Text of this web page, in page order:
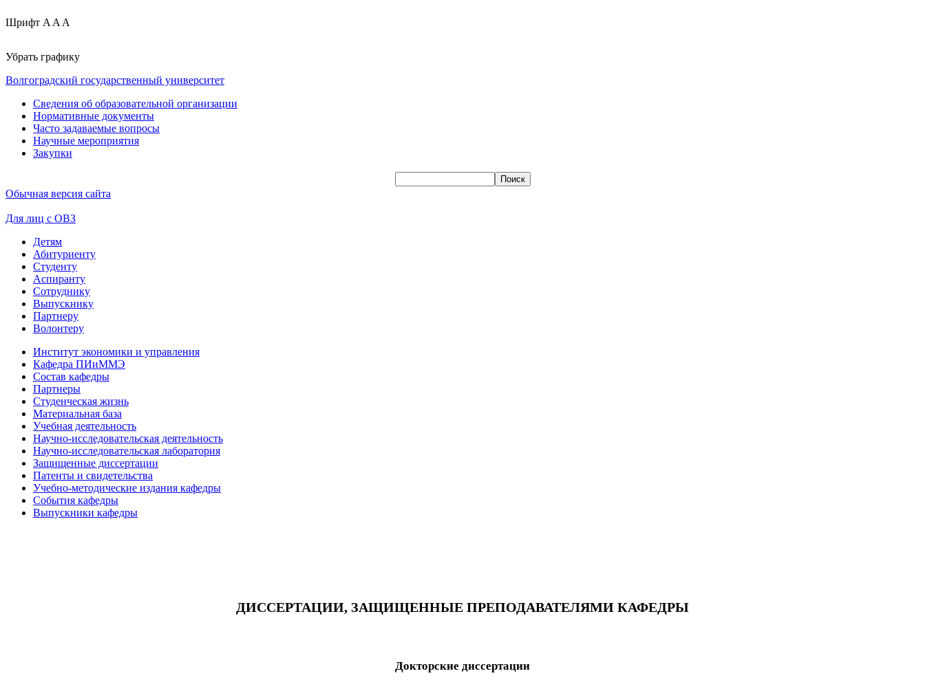
Шрифт A A A
Убрать графику
Волгоградский государственный университет
Сведения об образовательной организации
Нормативные документы
Часто задаваемые вопросы
Научные мероприятия
Закупки
Обычная версия сайта
Для лиц с ОВЗ
Детям
Абитуриенту
Студенту
Аспиранту
Сотруднику
Выпускнику
Партнеру
Волонтеру
Институт экономики и управления
Кафедра ПИиММЭ
Состав кафедры
Партнеры
Студенческая жизнь
Материальная база
Учебная деятельность
Научно-исследовательская деятельность
Научно-исследовательская лаборатория
Защищенные диссертации
Патенты и свидетельства
Учебно-методические издания кафедры
События кафедры
Выпускники кафедры
ДИССЕРТАЦИИ, ЗАЩИЩЕННЫЕ ПРЕПОДАВАТЕЛЯМИ КАФЕДРЫ
Докторские диссертации